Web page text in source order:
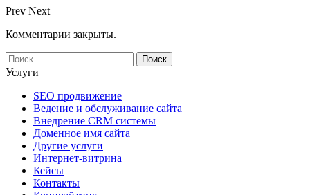
Prev Next
Комментарии закрыты.
Услуги
SEO продвижение
Ведение и обслуживание сайта
Внедрение CRM системы
Доменное имя сайта
Другие услуги
Интернет-витрина
Кейсы
Контакты